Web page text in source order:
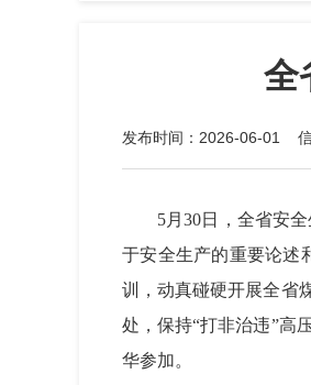
全
发布时间： 2026-06-01 信
5月30日，全省安
于安全生产的重要论述
训，动真碰硬开展全省
处，保持“打非治违”高
华参加。